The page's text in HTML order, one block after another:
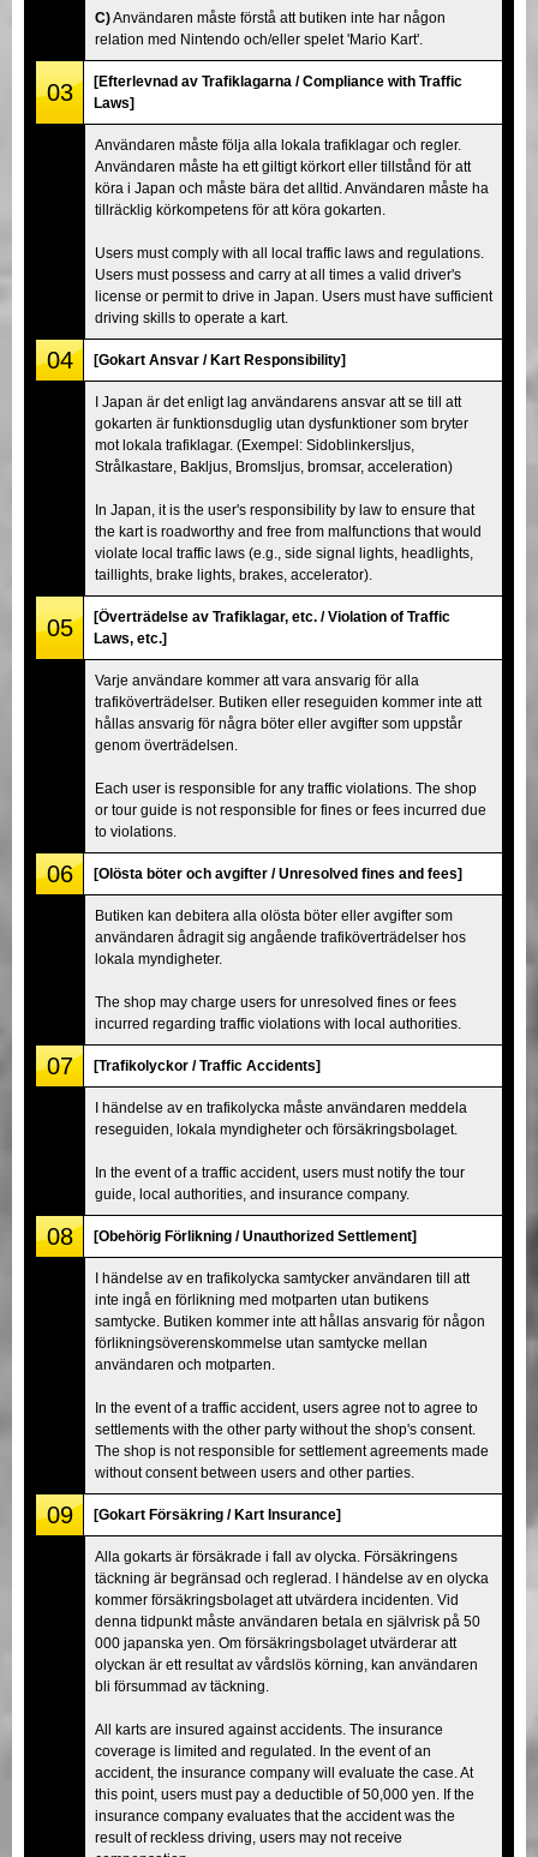
C)Användaren måste förstå att butiken inte har någon
relation med Nintendo och/eller spelet 'Mario Kart'.
03
[Efterlevnad av Trafiklagarna / Compliance with Traffic
Laws]
Användaren måste följa alla lokala trafiklagar och regler.
Användaren måste ha ett giltigt körkort eller tillstånd för att
köra i Japan och måste bära det alltid. Användaren måste ha
tillräcklig körkompetens för att köra gokarten.
Users must comply with all local traffic laws and regulations.
Users must possess and carry at all times a valid driver's
license or permit to drive in Japan. Users must have sufficient
driving skills to operate a kart.
04 [Gokart Ansvar / Kart Responsibility]
I Japan är det enligt lag användarens ansvar att se till att
gokarten är funktionsduglig utan dysfunktioner som bryter
mot lokala trafiklagar. (Exempel: Sidoblinkersljus,
Strålkastare, Bakljus, Bromsljus, bromsar, acceleration)
In Japan, it is the user's responsibility by law to ensure that
the kart is roadworthy and free from malfunctions that would
violate local traffic laws (e.g., side signal lights, headlights,
taillights, brake lights, brakes, accelerator).
05
[Överträdelse av Trafiklagar, etc. / Violation of Traffic
Laws, etc.]
Varje användare kommer att vara ansvarig för alla
trafiköverträdelser. Butiken eller reseguiden kommer inte att
hållas ansvarig för några böter eller avgifter som uppstår
genom överträdelsen.
Each user is responsible for any traffic violations. The shop
or tour guide is not responsible for fines or fees incurred due
to violations.
06 [Olösta böter och avgifter / Unresolved fines and fees]
Butiken kan debitera alla olösta böter eller avgifter som
användaren ådragit sig angående trafiköverträdelser hos
lokala myndigheter.
The shop may charge users for unresolved fines or fees
incurred regarding traffic violations with local authorities.
07 [Trafikolyckor / Traffic Accidents]
I händelse av en trafikolycka måste användaren meddela
reseguiden, lokala myndigheter och försäkringsbolaget.
In the event of a traffic accident, users must notify the tour
guide, local authorities, and insurance company.
08 [Obehörig Förlikning / Unauthorized Settlement]
I händelse av en trafikolycka samtycker användaren till att
inte ingå en förlikning med motparten utan butikens
samtycke. Butiken kommer inte att hållas ansvarig för någon
förlikningsöverenskommelse utan samtycke mellan
användaren och motparten.
In the event of a traffic accident, users agree not to agree to
settlements with the other party without the shop's consent.
The shop is not responsible for settlement agreements made
without consent between users and other parties.
09 [Gokart Försäkring / Kart Insurance]
Alla gokarts är försäkrade i fall av olycka. Försäkringens
täckning är begränsad och reglerad. I händelse av en olycka
kommer försäkringsbolaget att utvärdera incidenten. Vid
denna tidpunkt måste användaren betala en självrisk på 50
000 japanska yen. Om försäkringsbolaget utvärderar att
olyckan är ett resultat av vårdslös körning, kan användaren
bli försummad av täckning.
All karts are insured against accidents. The insurance
coverage is limited and regulated. In the event of an
accident, the insurance company will evaluate the case. At
this point, users must pay a deductible of 50,000 yen. If the
insurance company evaluates that the accident was the
result of reckless driving, users may not receive